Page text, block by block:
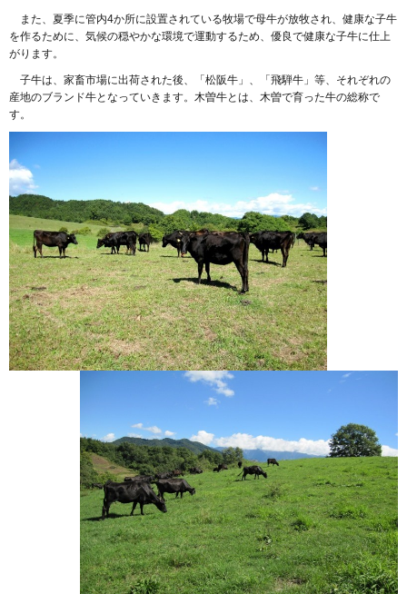
また、夏季に管内4か所に設置されている牧場で母牛が放牧され、健康な子牛
を作るために、気候の穏やかな環境で運動するため、優良で健康な子牛に仕上
がります。
子牛は、家畜市場に出荷された後、「松阪牛」、「飛騨牛」等、それぞれの
産地のブランド牛となっていきます。木曽牛とは、木曽で育った牛の総称で
す。